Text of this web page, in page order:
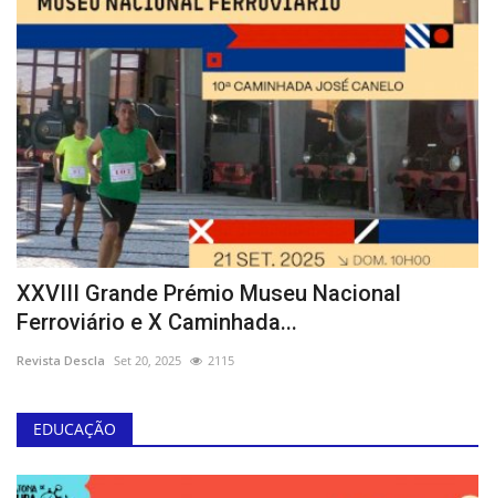
XXVIII Grande Prémio Museu Nacional
Ferroviário e X Caminhada...
Revista Descla Set 20, 2025 2115
EDUCAÇÃO